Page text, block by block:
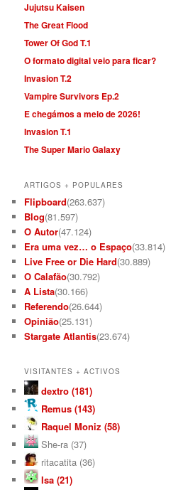
Jujutsu Kaisen
The Great Flood
Tower Of God T.1
O formato digital veio para ficar?
Invasion T.2
Vampire Survivors Ep.2
E chegámos a meio de 2026!
Invasion T.1
The Super Mario Galaxy
ARTIGOS + POPULARES
Flipboard(263.637)
Blog(81.597)
O Autor(47.124)
Era uma vez… o Espaço(33.814)
Live Free or Die Hard(30.889)
O Calafão(30.792)
A Lista(30.166)
Referendo(26.644)
Opinião(25.131)
Stargate Atlantis(23.674)
VISITANTES + ACTIVOS
dextro (181)
Remus (143)
Raquel Moniz (58)
She-ra (37)
ritacatita (36)
Isa (21)